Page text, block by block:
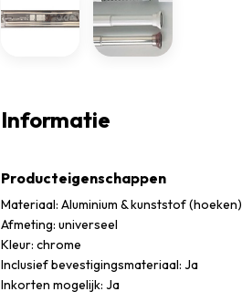
Informatie
Producteigenschappen
Materiaal: Aluminium & kunststof (hoeken)
Afmeting: universeel
Kleur: chrome
Inclusief bevestigingsmateriaal: Ja
Inkorten mogelijk: Ja